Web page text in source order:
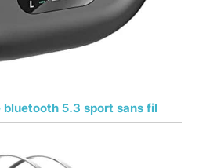
5.3 sport sans fil